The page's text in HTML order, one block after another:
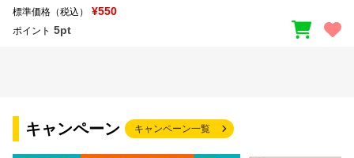
標準価格（税込） ¥550
ポイント 5pt
キャンペーン キャンペーン一覧